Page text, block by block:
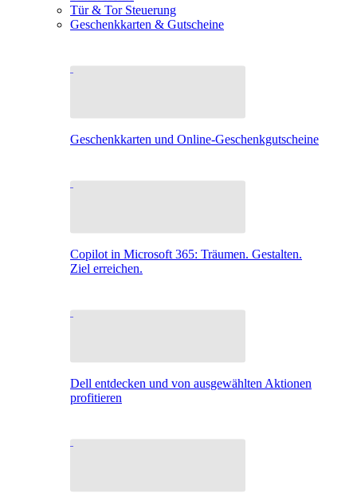
Tür & Tor Steuerung
Geschenkkarten & Gutscheine
Geschenkkarten und Online-Geschenkgutscheine
Copilot in Microsoft 365: Träumen. Gestalten.
Ziel erreichen.
Dell entdecken und von ausgewählten Aktionen
profitieren